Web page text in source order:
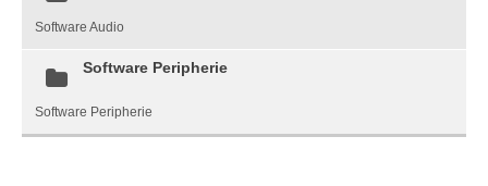
Software Audio
Software Peripherie
Software Peripherie